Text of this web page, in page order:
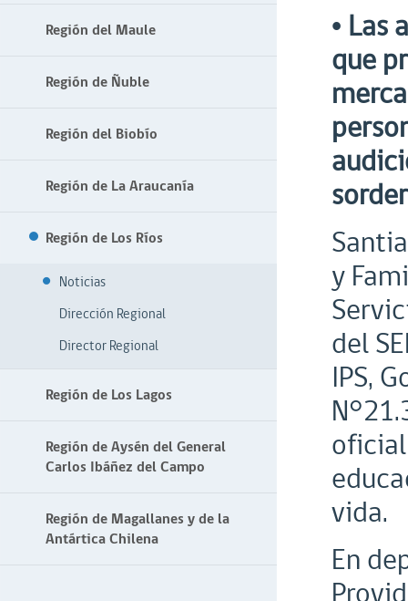
Región del Maule
Región de Ñuble
Región del Biobío
Región de La Araucanía
Región de Los Ríos
Noticias
Dirección Regional
Director Regional
Región de Los Lagos
Región de Aysén del General
Carlos Ibáñez del Campo
Región de Magallanes y de la
Antártica Chilena
• Las
que
y
del
IPS,
vida.
En